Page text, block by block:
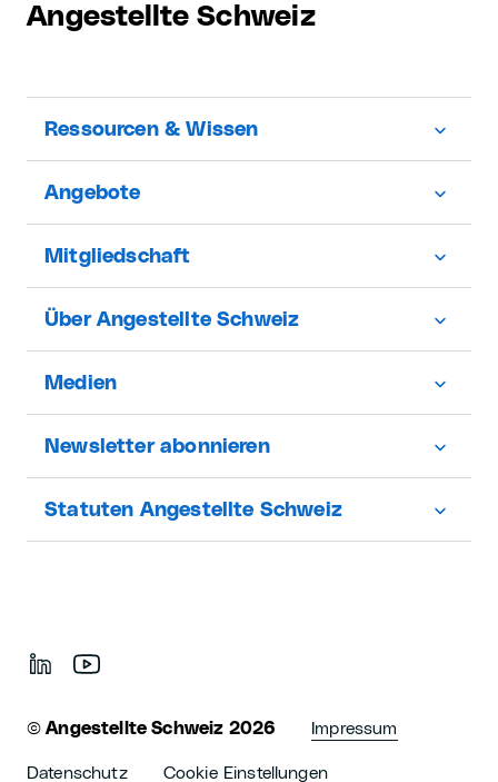
Angestellte Schweiz
Ressourcen & Wissen
Angebote
Mitgliedschaft
Über Angestellte Schweiz
Medien
Newsletter abonnieren
Statuten Angestellte Schweiz
© Angestellte Schweiz 2026 Impressum
Datenschutz Cookie Einstellungen